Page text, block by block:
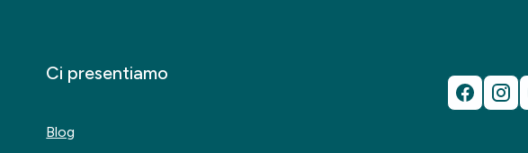
Ci presentiamo
Blog